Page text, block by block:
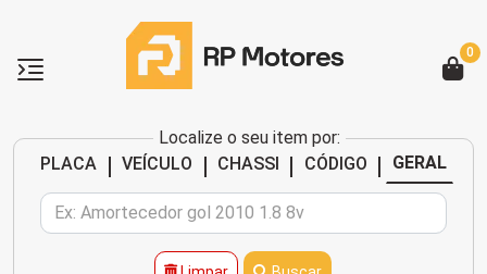
Localize o seu item por:
PLACA
| VEÍCULO | CHASSI | CÓDIGO | GERAL
0